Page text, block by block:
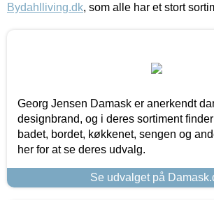
Bydahlliving.dk, som alle har et stort
Georg Jensen Damask er anerkendt
designbrand, og i deres sortiment
badet, bordet, køkkenet, sengen og
her for at se deres udvalg.
Se udvalget på